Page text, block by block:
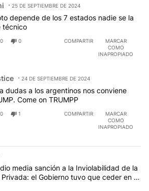
25 DE SEPTIEMBRE DE 2024
depende de los 7 estados nadie se la
técnico
0 0 COMPARTIR
MARCAR
COMO
INAPROPIADO
24 DE SEPTIEMBRE DE 2024
dudas a los argentinos nos conviene
Come on TRUMPP
0 1 COMPARTIR
MARCAR
COMO
INAPROPIADO
artículos con más comentarios en los
con el título "El Senado dio media
media sanción a la Inviolabilidad de la
el Gobierno tuvo que ceder en la
del Fuego